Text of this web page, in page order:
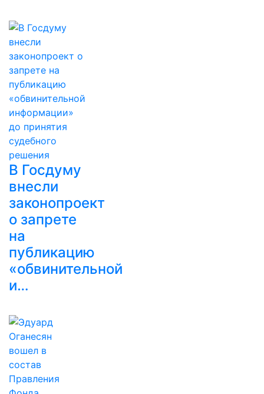
В Госдуму
внесли
законопроект
о запрете
на
публикацию
«обвинительной
и…